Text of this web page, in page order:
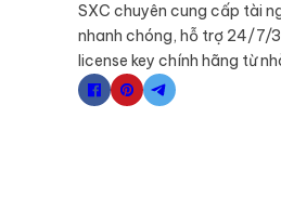
SXC chuyên cung cấp tài
nhanh chóng, hỗ trợ 24/7/
license key chính hãng từ